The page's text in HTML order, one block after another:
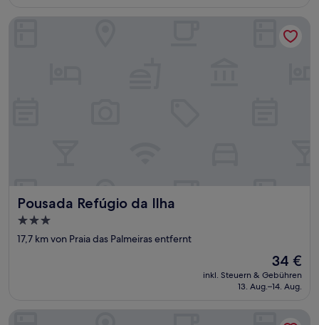
Pousada Refúgio da Ilha
Pousada Refúgio da Ilha
3.0-
Sterne-
17,7 km von Praia das Palmeiras entfernt
Der
Preis
beträgt
34 €
inkl. Steuern & Gebühren
13. Aug.–14. Aug.
Pousada Refúgio da Ilha